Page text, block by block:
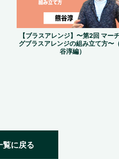
【ブラスアレンジ】〜第2回 マー
グブラスアレンジの組み立て方〜
谷淳編）
覧に戻る